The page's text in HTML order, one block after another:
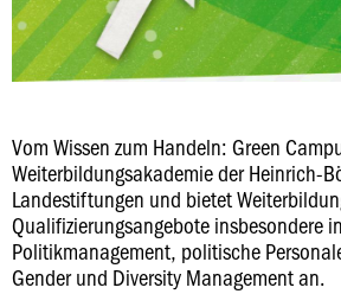
Vom Wissen zum Handeln: Green
Weiterbildungsakademie der Heinrich-
Landestiftungen und bietet
Qualifizierungsangebote insbesondere
Politikmanagement, politische
Gender und Diversity Management an.